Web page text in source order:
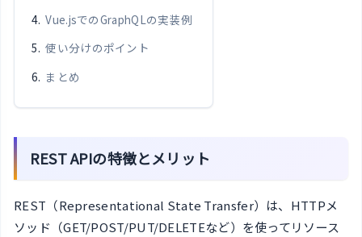
Vue.jsでのGraphQLの実装例
使い分けのポイント
まとめ
REST APIの特徴とメリット
REST（Representational State Transfer）は、HTTPメ
ソッド（GET/POST/PUT/DELETEなど）を使ってリソース